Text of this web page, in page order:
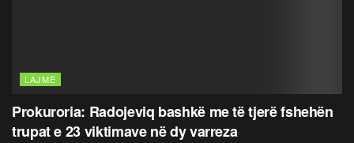
LAJME
Prokuroria: Radojeviq bashkë me të tjerë fshehën
trupat e 23 viktimave në dy varreza